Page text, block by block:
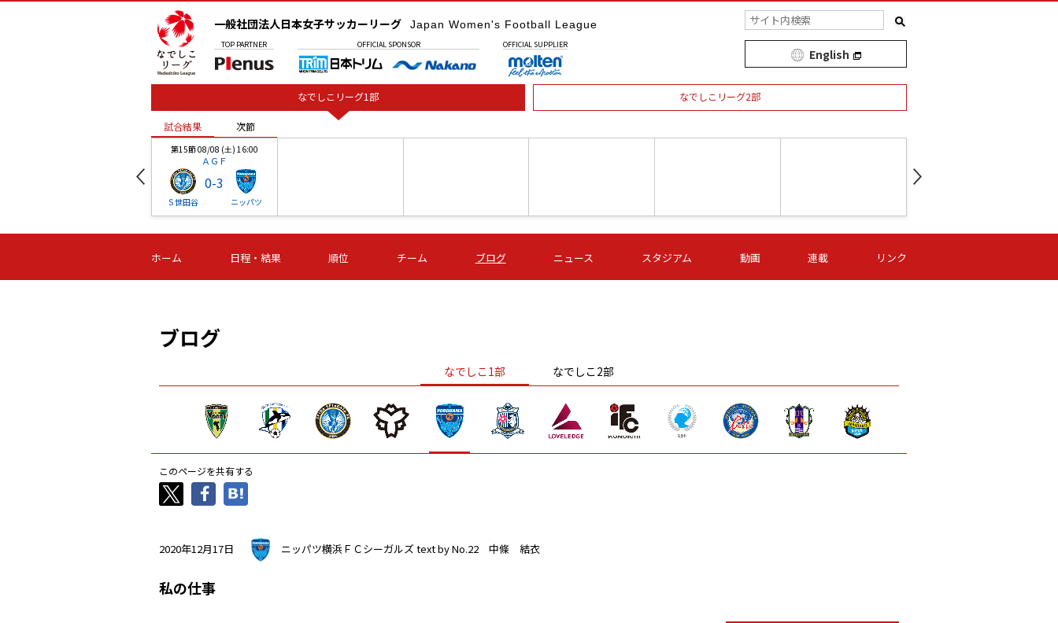
一般社団法人日本女子サッカーリーグ Japan Women's Football League
TOP PARTNER OFFICIAL SPONSOR OFFICIAL SUPPLIER
English
なでしこリーグ1部 なでしこリーグ2部
試合結果 次節
第15節 08/08 (土) 16:00
ＡＧＦ
Ｓ世田谷
0-3
ニッパツ
-
第16節 09/05 (土) 15:00
ニッパツ
-
第16節 09/05 (土) 15:00
石人の星
-
第16節 09/05 (土) 16:00
ＡＧＦ
-
いちご
-
第16節 09/06 (日) 15:00
-
第16節 09/06 (日) 15:00
- -
試合結果 次節
ホーム 日程・結果 順位 チーム ブログ ニュース スタジアム 動画 連載 リンク
ブログ
なでしこ1部 なでしこ2部
このページを共有する
2020年12月17日 ニッパツ横浜ＦＣシーガルズtext by No.22 中條 結衣
私の仕事